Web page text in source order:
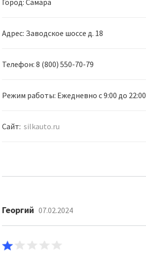
Город: Самара
Адрес: Заводское шоссе д. 18
Телефон: 8 (800) 550-70-79
Режим работы: Ежедневно с 9:00 до 22:00
Сайт: silkauto.ru
Георгий 07.02.2024